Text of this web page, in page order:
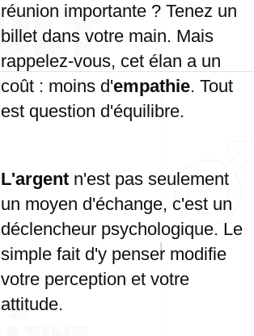
réunion importante ? Tenez un
billet dans votre main. Mais
rappelez-vous, cet élan a un
coût : moins d'empathie. Tout
est question d'équilibre.
L'argent n'est pas seulement
un moyen d'échange, c'est un
déclencheur psychologique. Le
simple fait d'y penser modifie
votre perception et votre
attitude.